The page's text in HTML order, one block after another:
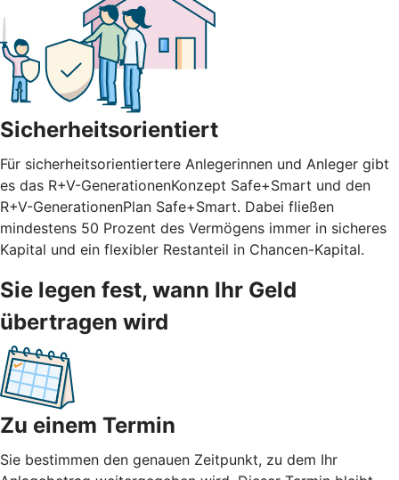
Sicherheitsorientiert
Für sicherheitsorientiertere Anlegerinnen und Anleger gibt
es das R+V-GenerationenKonzept Safe+Smart und den
R+V-GenerationenPlan Safe+Smart. Dabei fließen
mindestens 50 Prozent des Vermögens immer in sicheres
Kapital und ein flexibler Restanteil in Chancen-Kapital.
Sie legen fest, wann Ihr Geld
übertragen wird
Zu einem Termin
Sie bestimmen den genauen Zeitpunkt, zu dem Ihr